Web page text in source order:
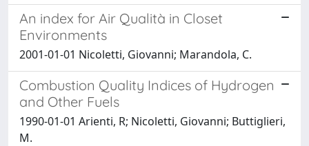
An index for Air Qualità in Closet
Environments
2001-01-01 Nicoletti, Giovanni; Marandola, C.
Combustion Quality Indices of Hydrogen
and Other Fuels
1990-01-01 Arienti, R; Nicoletti, Giovanni; Buttiglieri,
M.